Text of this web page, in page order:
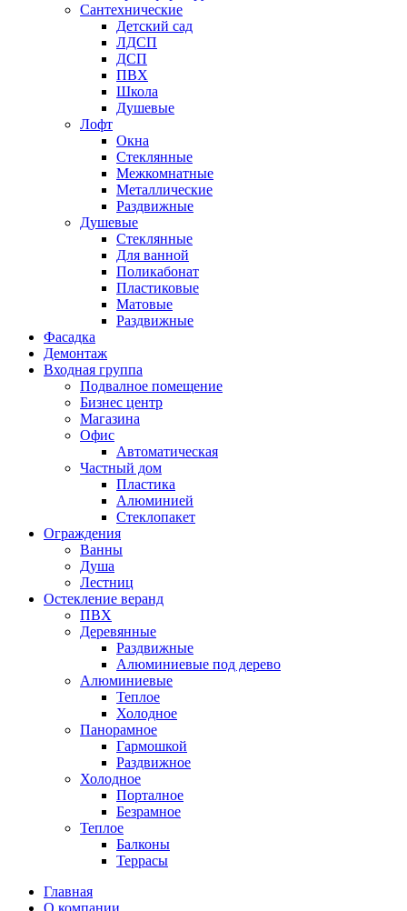
Сантехнические
Детский сад
ЛДСП
ДСП
ПВХ
Школа
Душевые
Лофт
Окна
Стеклянные
Межкомнатные
Металлические
Раздвижные
Душевые
Стеклянные
Для ванной
Поликабонат
Пластиковые
Матовые
Раздвижные
Фасадка
Демонтаж
Входная группа
Подвалное помещение
Бизнес центр
Магазина
Офис
Автоматическая
Частный дом
Пластика
Алюминией
Стеклопакет
Ограждения
Ванны
Душа
Лестниц
Остекление веранд
ПВХ
Деревянные
Раздвижные
Алюминиевые под дерево
Алюминиевые
Теплое
Холодное
Панорамное
Гармошкой
Раздвижное
Холодное
Порталное
Безрамное
Теплое
Балконы
Террасы
Главная
О компании